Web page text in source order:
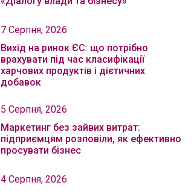
7 Серпня, 2026
Вихід на ринок ЄС: що потрібно
врахувати під час класифікації
харчових продуктів і дієтичних
добавок
5 Серпня, 2026
Маркетинг без зайвих витрат:
підприємцям розповіли, як ефективно
просувати бізнес
4 Серпня, 2026